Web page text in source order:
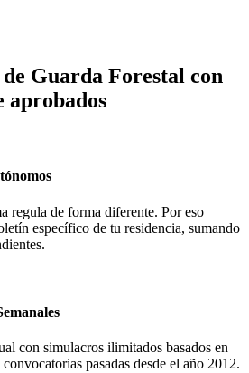
Guarda Forestal con
aprobados
regula de forma diferente. Por eso
específico de tu residencia, sumando
con simulacros ilimitados basados en
pasadas desde el año 2012.